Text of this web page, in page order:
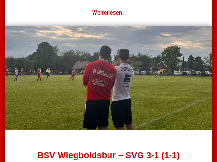
Weiterlesen..
BSV Wiegboldsbur – SVG 3-1 (1-1)